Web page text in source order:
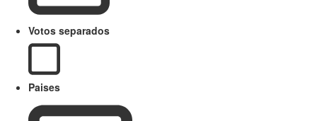
Votos separados
Paises